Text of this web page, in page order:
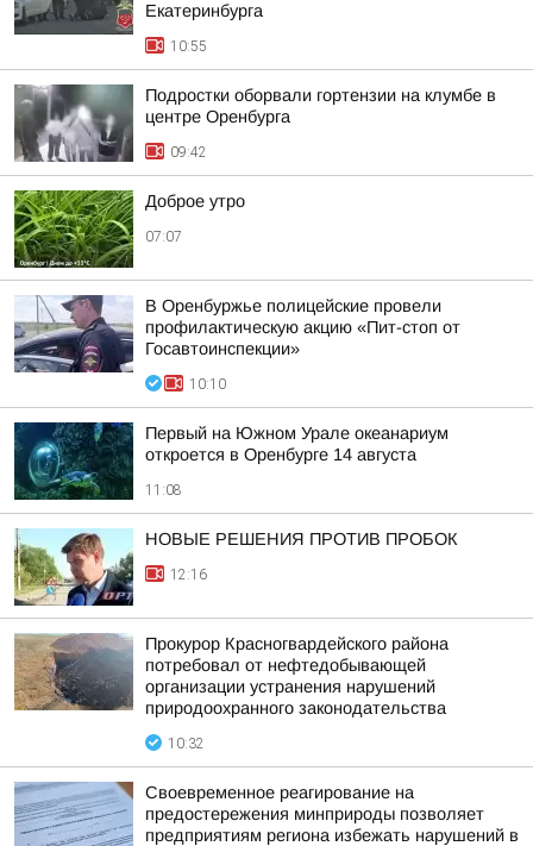
Екатеринбурга
10:55
Подростки оборвали гортензии на клумбе в
центре Оренбурга
09:42
Доброе утро
07:07
В Оренбуржье полицейские провели
профилактическую акцию «Пит-стоп от
Госавтоинспекции»
10:10
Первый на Южном Урале океанариум
откроется в Оренбурге 14 августа
11:08
НОВЫЕ РЕШЕНИЯ ПРОТИВ ПРОБОК
12:16
Прокурор Красногвардейского района
потребовал от нефтедобывающей
организации устранения нарушений
природоохранного законодательства
10:32
Своевременное реагирование на
предостережения минприроды позволяет
предприятиям региона избежать нарушений в